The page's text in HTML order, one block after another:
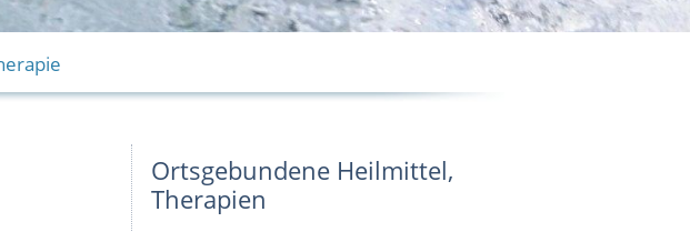
Ortsgebundene Heilmittel,
Therapien